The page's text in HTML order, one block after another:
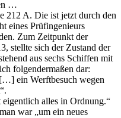
…
212 A. Die ist jetzt durch den
eines Prüfingenieurs
Zum Zeitpunkt der
stellte sich der Zustand der
aus sechs Schiffen mit
folgendermaßen dar:
ein Werftbesuch wegen
alles in Ordnung.“
war „um ein neues